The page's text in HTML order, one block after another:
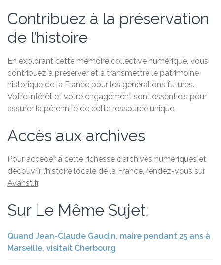
Contribuez à la préservation
de l’histoire
En explorant cette mémoire collective numérique, vous
contribuez à préserver et à transmettre le patrimoine
historique de la France pour les générations futures.
Votre intérêt et votre engagement sont essentiels pour
assurer la pérennité de cette ressource unique.
Accès aux archives
Pour accéder à cette richesse d’archives numériques et
découvrir l’histoire locale de la France, rendez-vous sur
Avanst.fr.
Sur Le Même Sujet:
Quand Jean-Claude Gaudin, maire pendant 25 ans à
Marseille, visitait Cherbourg